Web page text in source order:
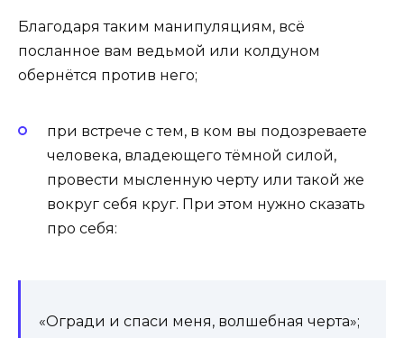
Благодаря таким манипуляциям, всё
посланное вам ведьмой или колдуном
обернётся против него;
при встрече с тем, в ком вы подозреваете
человека, владеющего тёмной силой,
провести мысленную черту или такой же
вокруг себя круг. При этом нужно сказать
про себя:
«Огради и спаси меня, волшебная черта»;